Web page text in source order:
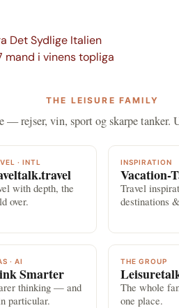
Det Sydlige Italien
mand i vinens topliga
THE LEISURE FAMILY
rejser, vin, sport og skarpe tanker.
· INTL
with depth, the
over.
INSPIRATION
Vacation-
Travel
destinations
· AI
Smarter
thinking — and
particular.
THE GROUP
The whole
one place.